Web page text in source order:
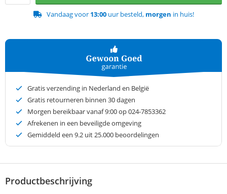
Vandaag voor 13:00uur besteld, morgen in huis!
Gratis verzending in Nederland en België
Gratis retourneren binnen 30 dagen
Morgen bereikbaar vanaf 9:00 op 024-7853362
Afrekenen in een beveiligde omgeving
Gemiddeld een 9.2 uit 25.000 beoordelingen
Productbeschrijving